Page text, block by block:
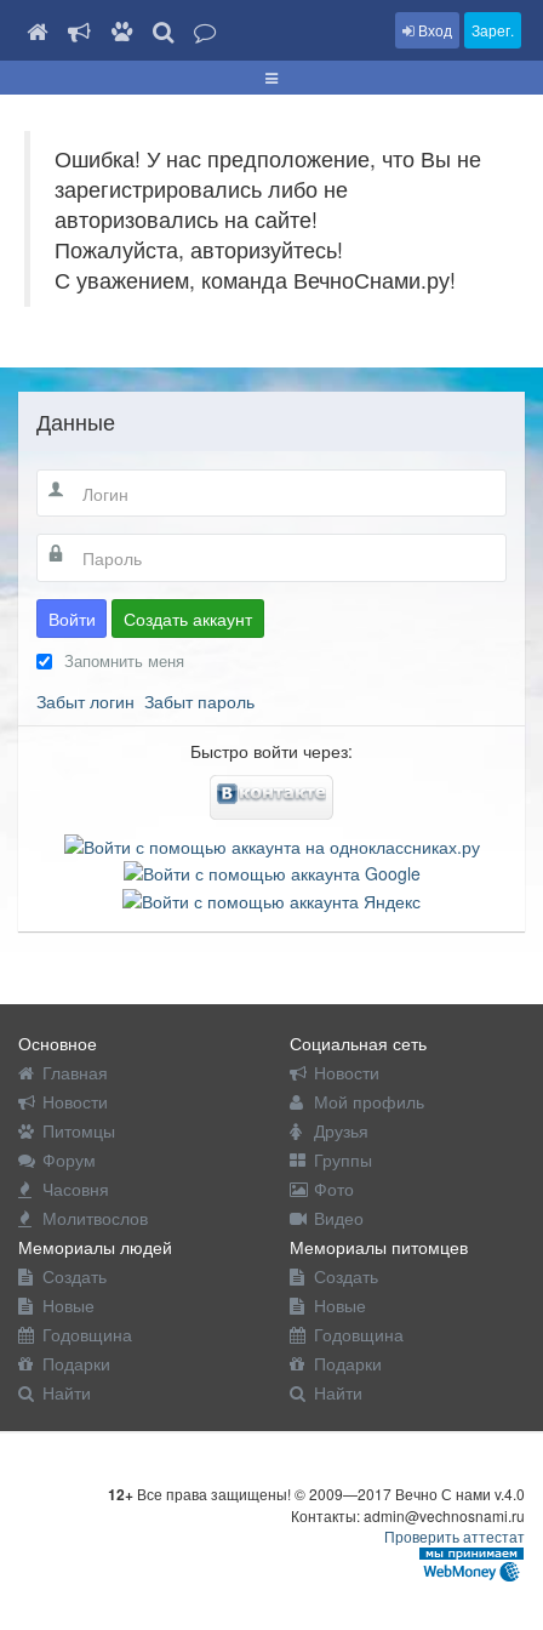
Вход Зарег.
Ошибка! У нас предположение, что Вы не
зарегистрировались либо не
авторизовались на сайте!
Пожалуйста, авторизуйтесь!
С уважением, команда ВечноСнами.ру!
Данные
Войти Создать аккаунт
Запомнить меня
Забыт логин Забыт пароль
Быстро войти через:
Основное
Главная
Новости
Питомцы
Форум
Часовня
Молитвослов
Социальная сеть
Новости
Мой профиль
Друзья
Группы
Фото
Видео
Мемориалы людей
Создать
Новые
Годовщина
Подарки
Найти
Мемориалы питомцев
Создать
Новые
Годовщина
Подарки
Найти
12+ Все права защищены! © 2009—2017 Вечно С нами v.4.0
Контакты: admin@vechnosnami.ru
Проверить аттестат